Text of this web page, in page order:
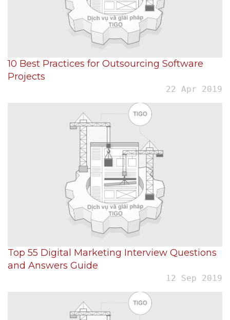
10 Best Practices for Outsourcing Software
Projects
22 Apr 2019
Top 55 Digital Marketing Interview Questions
and Answers Guide
12 Sep 2019